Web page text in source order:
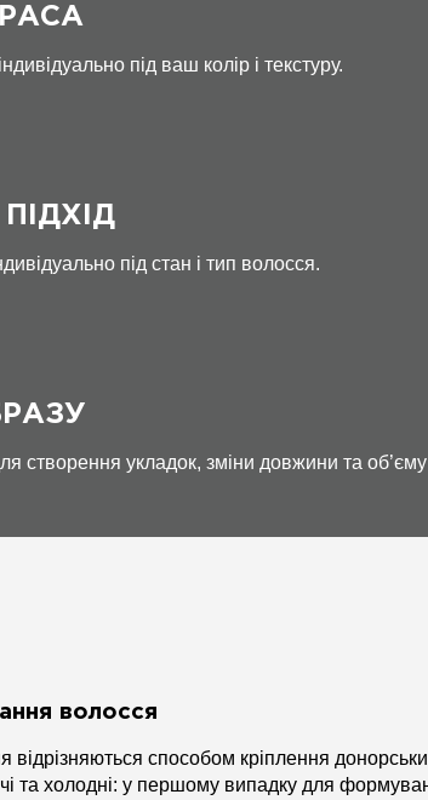
під ваш колір і текстуру.
під стан і тип волосся.
створення укладок, зміни довжини та
волосся
відрізняються способом кріплення
та холодні: у першому випадку для